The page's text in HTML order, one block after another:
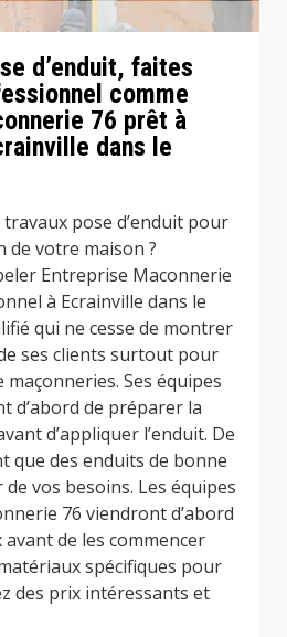
d’enduit, faites
comme
76 prêt à
dans le
pose d’enduit pour
de votre maison ?
Entreprise Maconnerie
à Ecrainville dans le
qui ne cesse de montrer
ses clients surtout pour
Ses équipes
d’abord de préparer la
d’appliquer l’enduit. De
que des enduits de bonne
vos besoins. Les équipes
76 viendront d’abord
de les commencer
spécifiques pour
des prix intéressants et